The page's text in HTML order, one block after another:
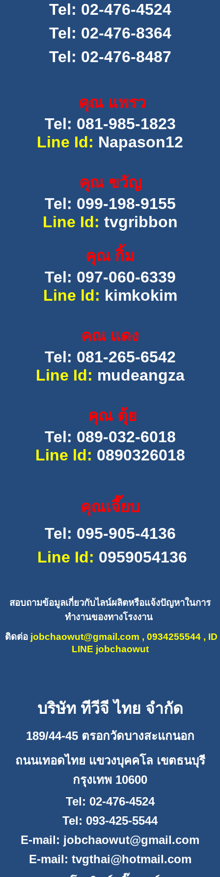
Tel: 02-476-4524
Tel: 02-476-8364
Tel: 02-476-8487
คุณ แพรว
Tel: 081-985-1823
Line Id: Napason12
คุณ ขวัญ
Tel: 099-198-9155
Line Id: tvgribbon
คุณ กิ้ม
Tel: 097-060-6339
Line ld: kimkokim
คณ แดง
Tel: 081-265-6542
Line Id: mudeangza
คุณ ตุ้ย
Tel: 089-032-6018
Line ld: 0890326018
คุณเจี๊ยบ
Tel: 095-905-4136
Line Id: 0959054136
สอบถามข้อมูลเกี่ยวกับไลน์ผลิตหรือแจ้งปัญหาในการ
ทำงานของทางโรงงาน
ติดต่อ jobchaowut@gmail.com , 0934255544 , ID
LINE jobchaowut
บริษัท ทีวีจี ไทย จำกัด
189/44-45 ตรอกวัดบางสะแกนอก
ถนนเทอดไทย แขวงบุคคโล เขตธนบุรี
กรุงเทพ 10600
Tel: 02-476-4524
Tel: 093-425-5544
E-mail: jobchaowut@gmail.com
E-mail: tvgthai@hotmail.com